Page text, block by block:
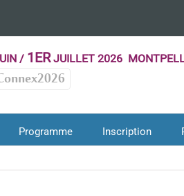
/ 1ERJUILLET 2026
Programme Inscription